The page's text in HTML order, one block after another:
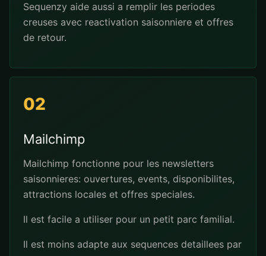
Sequenzy aide aussi a remplir les periodes
creuses avec reactivation saisonniere et offres
de retour.
02
Mailchimp
Mailchimp fonctionne pour les newsletters
saisonnieres: ouvertures, events, disponibilites,
attractions locales et offres speciales.
Il est facile a utiliser pour un petit parc familial.
Il est moins adapte aux sequences detaillees par